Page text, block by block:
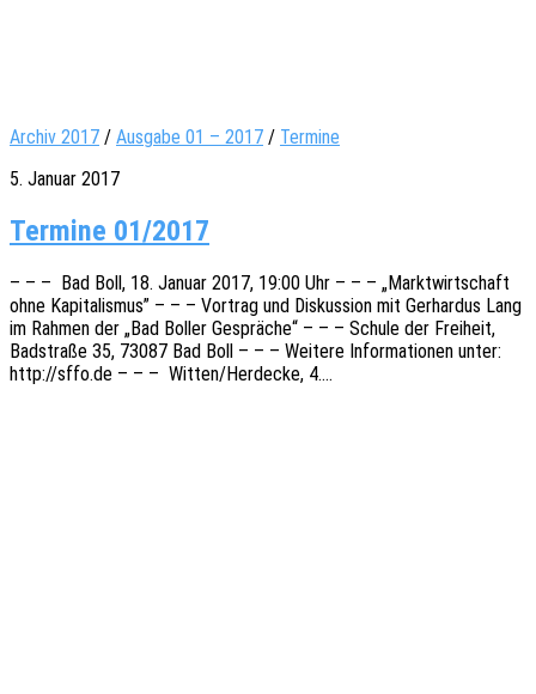
Archiv 2017 / Ausgabe 01 – 2017 / Termine
5. Januar 2017
Termine 01/2017
– – – Bad Boll, 18. Januar 2017, 19:00 Uhr – – – „Markt­wirt­schaft
ohne Kapi­ta­lis­mus” – – – Vortrag und Diskus­si­on mit Gerhar­dus Lang
im Rahmen der „Bad Boller Gesprä­che“ – – – Schule der Frei­heit,
Badstra­ße 35, 73087 Bad Boll – – – Weite­re Infor­ma­tio­nen unter:
http://sffo.de – – – Witten/Herdecke, 4.…